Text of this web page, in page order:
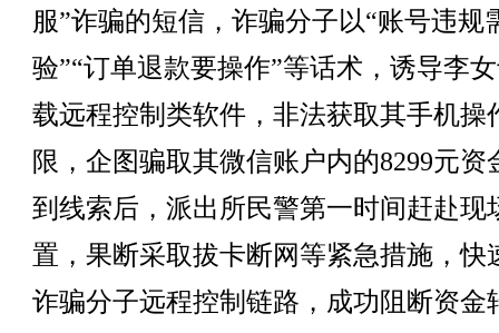
服”诈骗的短信，诈骗分子以“账号违规
验”“订单退款要操作”等话术，诱导李
载远程控制类软件，非法获取其手机操
限，企图骗取其微信账户内的8299元资
到线索后，派出所民警第一时间赶赴现
置，果断采取拔卡断网等紧急措施，快
诈骗分子远程控制链路，成功阻断资金